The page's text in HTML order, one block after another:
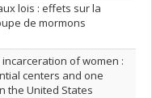
lois : effets sur la
de mormons
of women :
centers and one
the United States